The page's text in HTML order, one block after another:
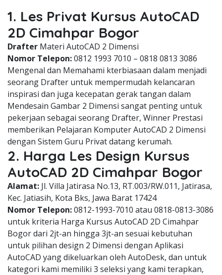
1. Les Privat Kursus AutoCAD
2D Cimahpar Bogor
Drafter Materi AutoCAD 2 Dimensi
Nomor Telepon:0812 1993 7010 – 0818 0813 3086
Mengenal dan Memahami kterbiasaan dalam menjadi
seorang Drafter untuk mempermudah kelancaran
inspirasi dan juga kecepatan gerak tangan dalam
Mendesain Gambar 2 Dimensi sangat penting untuk
pekerjaan sebagai seorang Drafter, Winner Prestasi
memberikan Pelajaran Komputer AutoCAD 2 Dimensi
dengan Sistem Guru Privat datang kerumah.
2. Harga Les Design Kursus
AutoCAD 2D Cimahpar Bogor
Alamat: Jl. Villa Jatirasa No.13, RT.003/RW.011, Jatirasa,
Kec. Jatiasih, Kota Bks, Jawa Barat 17424
Nomor Telepon:0812-1993-7010 atau 0818-0813-3086
untuk kriteria Harga Kursus AutoCAD 2D Cimahpar
Bogor dari 2jt-an hingga 3jt-an sesuai kebutuhan
untuk pilihan design 2 Dimensi dengan Aplikasi
AutoCAD yang dikeluarkan oleh AutoDesk, dan untuk
kategori kami memiliki 3 seleksi yang kami terapkan,